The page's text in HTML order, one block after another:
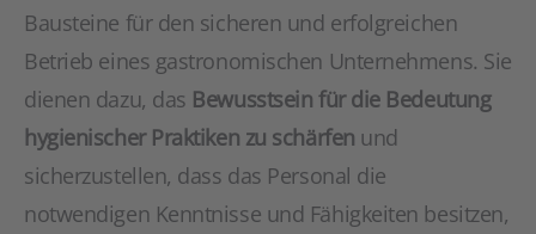
Bausteine für den sicheren und erfolgreichen
Betrieb eines gastronomischen Unternehmens. Sie
dienen dazu, das Bewusstsein für die Bedeutung
hygienischer Praktiken zu schärfen und
sicherzustellen, dass das Personal die
notwendigen Kenntnisse und Fähigkeiten besitzen,